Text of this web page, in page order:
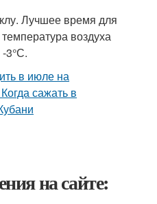
Лучшее время для
воздуха
-3°С.
на сайте: